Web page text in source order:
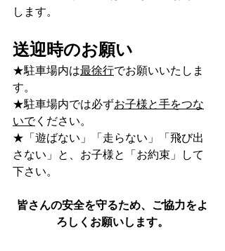
します。
送迎時のお願い
★駐車場内は最徐行でお願いいたしま
す。
★駐車場内では必ずお子様と手をつな
いでください。
★「遊ばない」「走らない」「飛び出
さない」と、お子様と「お約束」して
下さい。
皆さんの安全を守るため、ご協力をよ
ろしくお願いします。